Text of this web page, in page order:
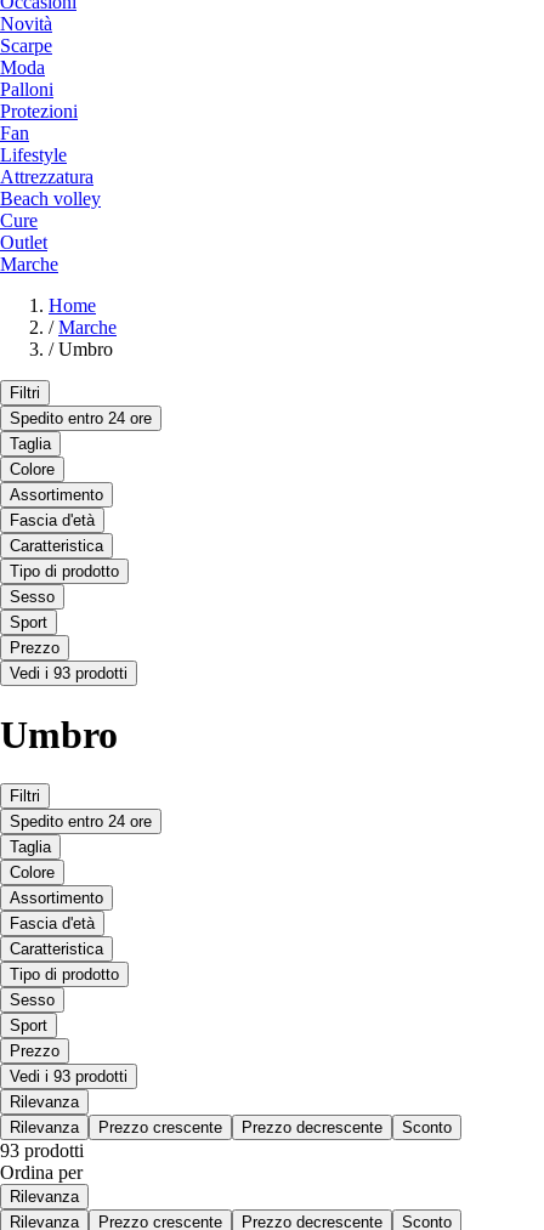
Novità
Scarpe
Moda
Palloni
Protezioni
Fan
Lifestyle
Attrezzatura
Beach volley
Cure
Outlet
Marche
Home
/ Marche
/ Umbro
Filtri
Spedito entro 24 ore
Taglia
Colore
Assortimento
Fascia d'età
Caratteristica
Tipo di prodotto
Sesso
Sport
Prezzo
Vedi i 93 prodotti
Umbro
Filtri
Spedito entro 24 ore
Taglia
Colore
Assortimento
Fascia d'età
Caratteristica
Tipo di prodotto
Sesso
Sport
Prezzo
Vedi i 93 prodotti
Rilevanza
Rilevanza
Prezzo crescente Prezzo decrescente Sconto
93 prodotti
Ordina per
Rilevanza
Rilevanza
Prezzo crescente Prezzo decrescente Sconto